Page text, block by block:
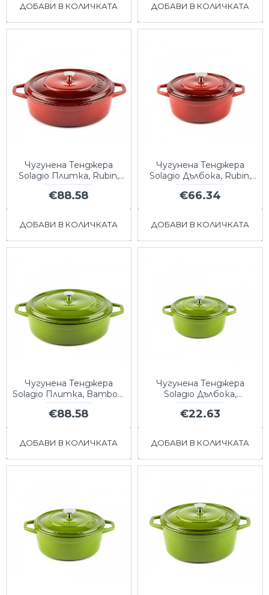
ДОБАВИ В КОЛИЧКАТА ДОБАВИ В КОЛИЧКАТА
Чугунена Тенджера
Solagio Плитка, Rubin,
Ф28
€88.58
ДОБАВИ В КОЛИЧКАТА
Чугунена Тенджера
Solagio Дълбока, Rubin,
Ф20
€66.34
ДОБАВИ В КОЛИЧКАТА
Чугунена Тенджера
Solagio Плитка, Bamboo,
Ф28
€88.58
ДОБАВИ В КОЛИЧКАТА
Чугунена Тенджера
Solagio Дълбока,
Bamboo, Ф12
€22.63
ДОБАВИ В КОЛИЧКАТА